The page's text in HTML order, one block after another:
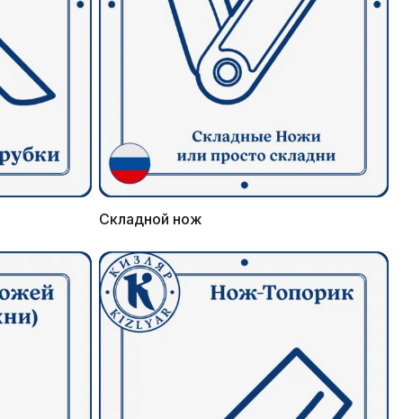
Складной нож